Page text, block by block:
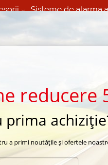
Sisteme de alarma
reducere
prima
a primi noutățile și ofertele